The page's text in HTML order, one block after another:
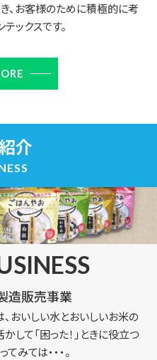
、お客様のために積極的に考
ックスです。
介
造販売事業
おいしい水とおいしいお米の
して「困った！」ときに役立つ
みては・・・。